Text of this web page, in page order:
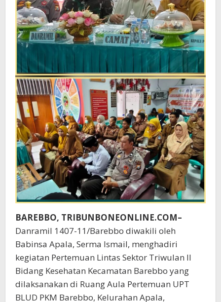
BAREBBO, TRIBUNBONEONLINE.COM–
Danramil 1407-11/Barebbo diwakili oleh
Babinsa Apala, Serma Ismail, menghadiri
kegiatan Pertemuan Lintas Sektor Triwulan II
Bidang Kesehatan Kecamatan Barebbo yang
dilaksanakan di Ruang Aula Pertemuan UPT
BLUD PKM Barebbo, Kelurahan Apala,